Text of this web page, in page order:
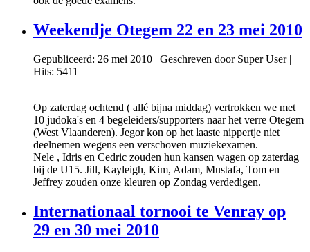
Weekendje Otegem 22 en 23 mei 2010
Gepubliceerd: 26 mei 2010 | Geschreven door Super User|
Hits: 5411
Op zaterdag ochtend ( allé bijna middag) vertrokken we met
10 judoka's en 4 begeleiders/supporters naar het verre Otegem
(West Vlaanderen). Jegor kon op het laaste nippertje niet
deelnemen wegens een verschoven muziekexamen.
Nele , Idris en Cedric zouden hun kansen wagen op zaterdag
bij de U15. Jill, Kayleigh, Kim, Adam, Mustafa, Tom en
Jeffrey zouden onze kleuren op Zondag verdedigen.
Internationaal tornooi te Venray op
29 en 30 mei 2010